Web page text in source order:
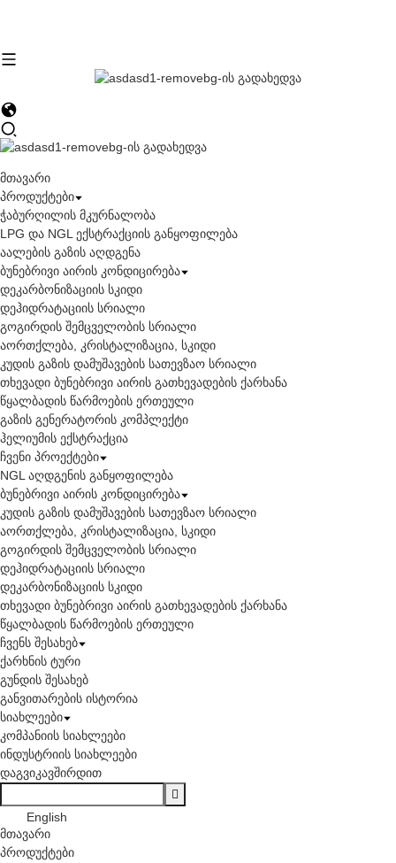
მთავარი
პროდუქტები
ჭაბურღილის მკურნალობა
LPG და NGL ექსტრაქციის განყოფილება
აალების გაზის აღდგენა
ბუნებრივი აირის კონდიცირება
დეკარბონიზაციის სკიდი
დეჰიდრატაციის სრიალი
გოგირდის შემცველობის სრიალი
აორთქლება, კრისტალიზაცია, სკიდი
კუდის გაზის დამუშავების სათევზაო სრიალი
თხევადი ბუნებრივი აირის გათხევადების ქარხანა
წყალბადის წარმოების ერთეული
გაზის გენერატორის კომპლექტი
ჰელიუმის ექსტრაქცია
ჩვენი პროექტები
NGL აღდგენის განყოფილება
ბუნებრივი აირის კონდიცირება
კუდის გაზის დამუშავების სათევზაო სრიალი
აორთქლება, კრისტალიზაცია, სკიდი
გოგირდის შემცველობის სრიალი
დეჰიდრატაციის სრიალი
დეკარბონიზაციის სკიდი
თხევადი ბუნებრივი აირის გათხევადების ქარხანა
წყალბადის წარმოების ერთეული
ჩვენს შესახებ
ქარხნის ტური
გუნდის შესახებ
განვითარების ისტორია
სიახლეები
კომპანიის სიახლეები
ინდუსტრიის სიახლეები
დაგვიკავშირდით
English
მთავარი
პროდუქტები